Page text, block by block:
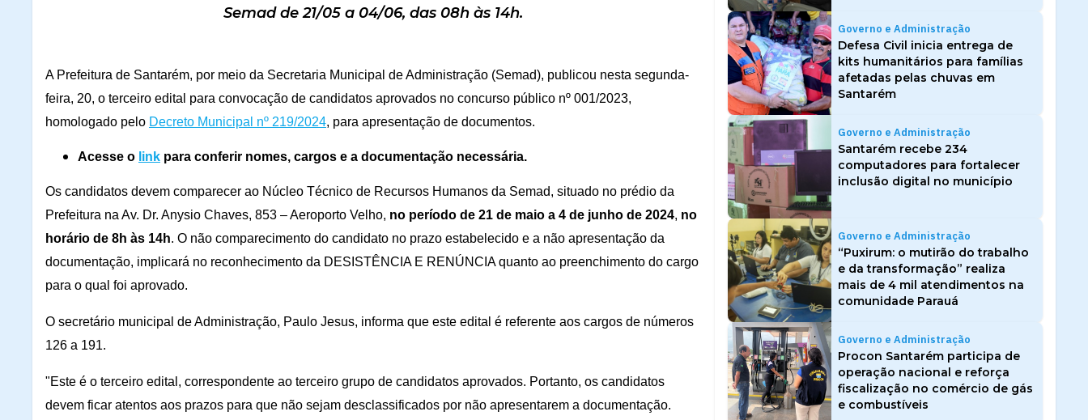
Semad de 21/05 a 04/06, das 08h às 14h.
A Prefeitura de Santarém, por meio da Secretaria Municipal de Administração (Semad), publicou nesta segunda-
feira, 20, o terceiro edital para convocação de candidatos aprovados no concurso público nº 001/2023,
homologado pelo Decreto Municipal nº 219/2024, para apresentação de documentos.
Acesse o link para conferir nomes, cargos e a documentação necessária.
Os candidatos devem comparecer ao Núcleo Técnico de Recursos Humanos da Semad, situado no prédio da
Prefeitura na Av. Dr. Anysio Chaves, 853 – Aeroporto Velho, no período de 21 de maio a 4 de junho de 2024, no
horário de 8h às 14h. O não comparecimento do candidato no prazo estabelecido e a não apresentação da
documentação, implicará no reconhecimento da DESISTÊNCIA E RENÚNCIA quanto ao preenchimento do cargo
para o qual foi aprovado.
O secretário municipal de Administração, Paulo Jesus, informa que este edital é referente aos cargos de números
126 a 191.
"Este é o terceiro edital, correspondente ao terceiro grupo de candidatos aprovados. Portanto, os candidatos
devem ficar atentos aos prazos para que não sejam desclassificados por não apresentarem a documentação.
Governo e Administração
Defesa Civil inicia entrega de
kits humanitários para famílias
afetadas pelas chuvas em
Santarém
Governo e Administração
Santarém recebe 234
computadores para fortalecer
inclusão digital no município
Governo e Administração
“Puxirum: o mutirão do trabalho
e da transformação” realiza
mais de 4 mil atendimentos na
comunidade Parauá
Governo e Administração
Procon Santarém participa de
operação nacional e reforça
fiscalização no comércio de gás
e combustíveis